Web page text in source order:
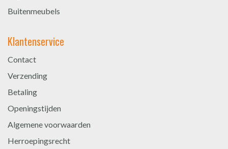
Buitenmeubels
Klantenservice
Contact
Verzending
Betaling
Openingstijden
Algemene voorwaarden
Herroepingsrecht